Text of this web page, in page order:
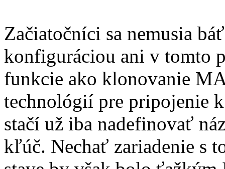
Začiatočníci sa nemusia
konfiguráciou ani v tomto
funkcie ako klonovanie
technológií pre pripojenie
stačí už iba nadefinovať
kľúč. Nechať zariadenie s